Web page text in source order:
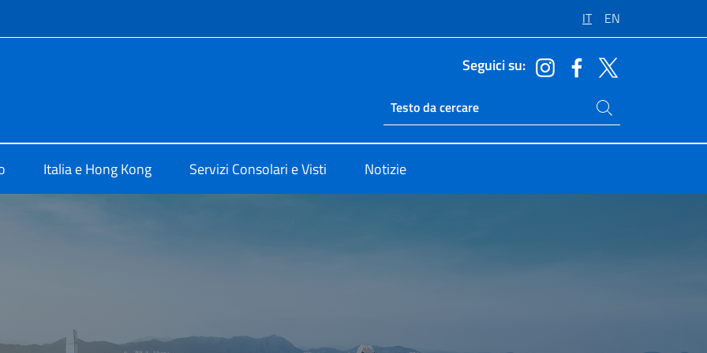
IT EN
Seguici su:
Ricerca sito live
Cerca nel sito
Italia e Hong Kong Servizi Consolari e Visti Notizie